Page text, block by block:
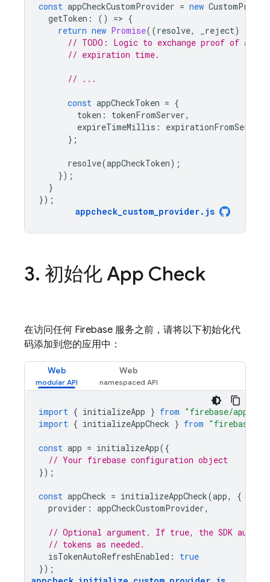
const appCheckCustomProvider = new
getToken : () => {
return new Promise((resolve, _reject)
// TODO: Logic to exchange proof of
// expiration time.
// ...
const appCheckToken = {
token : tokenFromServer,
expireTimeMillis : expirationFromServer
};
resolve(appCheckToken);
});
}
});
appcheck_custom_provider. js
3. 初始化App Check
在访问任何 Firebase 服务之前，请将以下初始化代
码添加到您的应用中：
Web Web
import { initializeApp } from "firebase/app"
import { initializeAppCheck } from "firebase/
const app = initializeApp({
// Your firebase configuration object
});
const appCheck = initializeAppCheck(app,
{
provider : appCheckCustomProvider,
// Optional argument. If true, the SDK
// tokens as needed.
isTokenAutoRefreshEnabled :
true
});